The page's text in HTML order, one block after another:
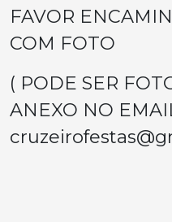
FAVOR
COM FOTO
( PODE SER
ANEXO NO